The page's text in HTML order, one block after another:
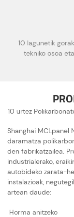
10 lagunetik
tekniko osoa
10 urtez
Shanghai MCLpanel
daramatza
den fabrikatzailea.
industrialerako,
autobideko zarata-
instalazioak,
artean daude:
Horma anitzeko